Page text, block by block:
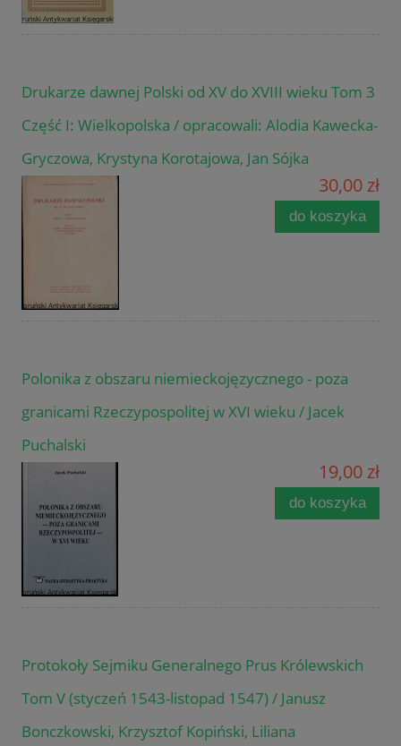
Drukarze dawnej Polski od XV do XVIII wieku Tom 3
Część I: Wielkopolska / opracowali: Alodia Kawecka-
Gryczowa, Krystyna Korotajowa, Jan Sójka
30,00 zł
do koszyka
Polonika z obszaru niemieckojęzycznego - poza
granicami Rzeczypospolitej w XVI wieku / Jacek
Puchalski
19,00 zł
do koszyka
Protokoły Sejmiku Generalnego Prus Królewskich
Tom V (styczeń 1543-listopad 1547) / Janusz
Bonczkowski, Krzysztof Kopiński, Liliana